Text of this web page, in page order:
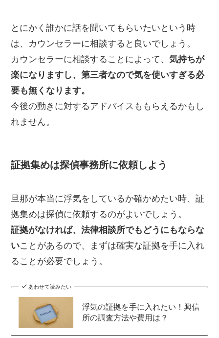
とにかく誰かに話を聞いてもらいたいという時
は、カウンセラーに相談すると良いでしょう。
カウンセラーに相談することによって、気持ちが
楽になりますし、第三者なので気を使いすぎる必
要も無くなります。
今後の動きに対するアドバイスももらえるかもし
れません。
証拠集めは探偵事務所に依頼しよう
旦那が本当に浮気をしているか確かめたい時、証
拠集めは探偵に依頼するのがよいでしょう。
証拠がなければ、法律相談所でもどうにもならな
いことがあるので、まずは確実な証拠を手に入れ
ることが必要でしょう。
あわせて読みたい
浮気の証拠を手に入れたい！興信
所の調査方法や費用は？